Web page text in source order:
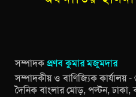
সম্পাদকপ্রণব কুমার মজুমদার
সম্পাদকীয় ও বাণিজ্যিক
দৈনিক বাংলার মোড়, পল্টন, ঢাকা,